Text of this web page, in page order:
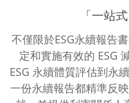
「一站
不僅限於ESG永續報告
定和實施有效的 ESG
ESG 永續體質評估到永
一份永續報告都精準反